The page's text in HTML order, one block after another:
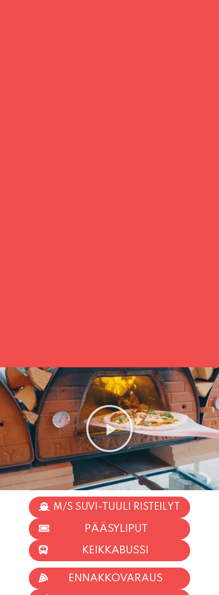
M/S SUVI-TUULI RISTEILYT
PÄÄSYLIPUT
KEIKKABUSSI
TAPAHTUMAT
INFO